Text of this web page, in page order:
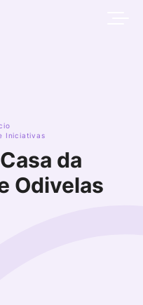
Iniciativas
da
Odivelas